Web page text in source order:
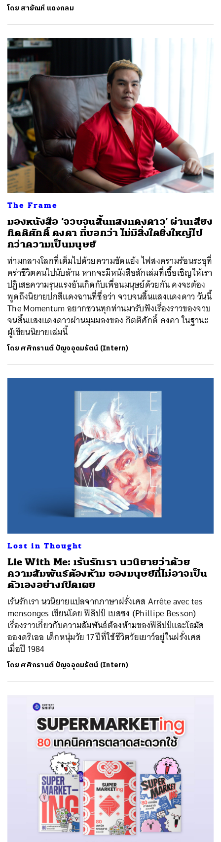
โดย สายัณห์ แดงกลม
The Frame
มองหนังสือ ‘จวบจนสิ้นแสงแดงดาว’ ผ่านเสียง
กิตติศักดิ์ คงคา ที่บอกว่า ไม่มีสิ่งใดยิ่งใหญ่ไป
กว่าความเป็นมนุษย์
ท่ามกลางโลกที่เต็มไปด้วยความขัดแย้ง ไฟสงครามร้อนระอุที่
คร่าชีวิตคนไปนับล้าน หากจะมีหนังสือสักเล่มที่เชื้อเชิญให้เรา
ปฏิเสธความรุนแรงอันเกิดกับเพื่อนมนุษย์ด้วยกัน คงจะต้อง
พูดถึงนิยายปกสีแดงฉานที่ชื่อว่า จวบจนสิ้นแสงแดงดาว วันนี้
The Momentum อยากชวนทุกท่านมารับฟังเรื่องราวของจวบ
จนสิ้นแสงแดงดาวผ่านมุมมองของ กิตติศักดิ์ คงคา ในฐานะ
ผู้เขียนนิยายเล่มนี้
โดย ศศิกรานต์ ปัญจอุดมรัตน์ (Intern)
Lost in Thought
Lie With Me: เร้นรักเรา นวนิยายว่าด้วย
ความสัมพันธ์ต้องห้าม ของมนุษย์ที่ไม่อาจเป็น
ตัวเองอย่างเปิดเผย
เร้นรักเรา นวนิยายแปลจากภาษาฝรั่งเศส Arrête avec tes
mensonges เขียนโดย ฟิลิปป์ เบสซง (Phillipe Besson)
เรื่องราวเกี่ยวกับความสัมพันธ์ต้องห้ามของฟิลิปป์และโธมัส
อองดริเออ เด็กหนุ่มวัย 17 ปีที่ใช้ชีวิตวัยเยาว์อยู่ในฝรั่งเศส
เมื่อปี 1984
โดย ศศิกรานต์ ปัญจอุดมรัตน์ (Intern)
SHARE TWEET LINE EMAIL